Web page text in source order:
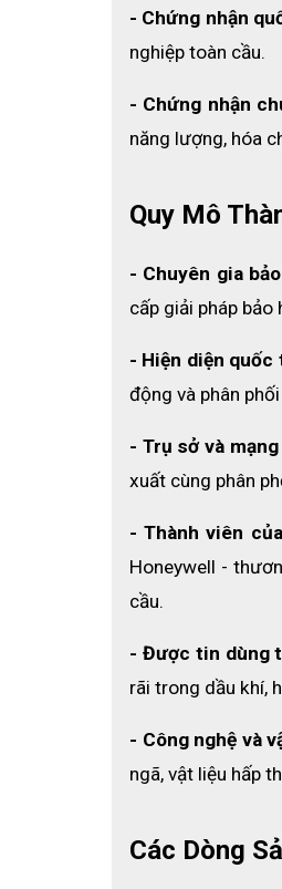
Ở phần mũi người ta
cảm giác êm ái
• Kiểu kính thích hợp
môi trường làm việc,
• Kính A901 có tác
• Màu kính trong
• ANSI Z87+ – Mỹ
- Chứng nhận
nghiệp toàn cầu.
- Chứng nhận
năng lượng, hóa
Quy Mô
- Chuyên gia
cấp giải pháp
- Hiện diện quốc
động và phân
- Trụ sở và
xuất cùng phân
- Thành viên
Honeywell -
cầu.
- Được tin dùng
rãi trong dầu khí,
- Công nghệ và
ngã, vật liệu hấp
Các Dòng